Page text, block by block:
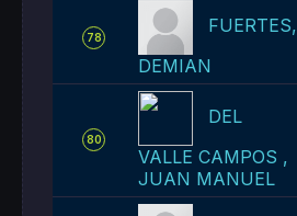
78
FUERTES,
DEMIAN
80
DEL
VALLE CAMPOS ,
JUAN MANUEL